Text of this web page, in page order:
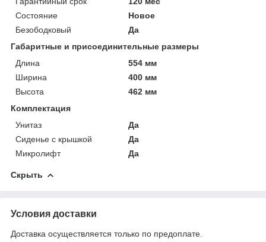
Состояние
Новое
Безободковый
Да
Габаритные и присоединительные размеры
Длина
554 мм
Ширина
400 мм
Высота
462 мм
Комплектация
Унитаз
Да
Сиденье с крышкой
Да
Микролифт
Да
Скрыть
Условия доставки
Доставка осуществляется только по предоплате.